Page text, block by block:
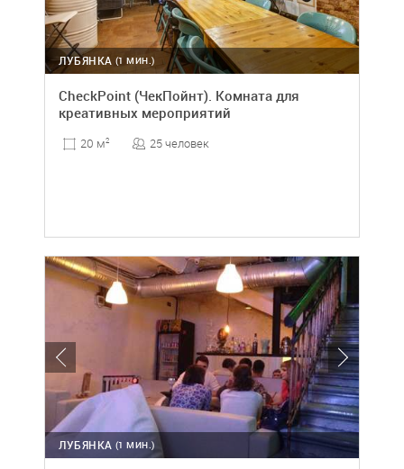
(1 МИН.)
ЛУБЯНКА
CheckPoint (ЧекПойнт). Комната для
креативных мероприятий
20 м2 25 человек
(1 МИН.)
ЛУБЯНКА